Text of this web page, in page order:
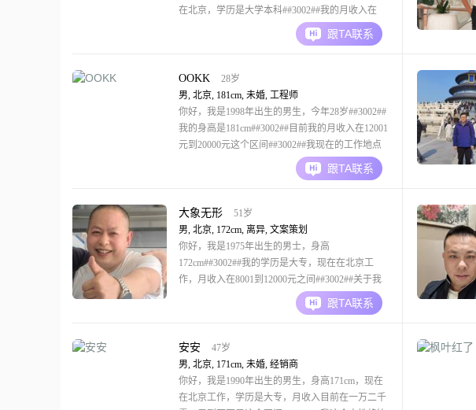
在北京，学历是大学本科##3002##我的月收入在
20001元到50000元这个区间##3002##关于我个人的
一些特点，身边的人评价我是一个稳重可靠的人，
个责任感
跟TA联系
OOKK
28岁
男, 北京, 181cm, 未婚, 工程师
你好，我是1998年出生的男生，今年28岁##3002##
我的身高是181cm##3002##目前我的月收入在12001
元到20000元这个区间##3002##我现在的工作地点
是在北京##3002##我的学历是大专##3002##我来到
这里，是想通过相亲这种方式，认识一位合适的女
跟TA联系
大象无形
51岁
男, 北京, 172cm, 离异, 文案策划
你好，我是1975年出生的男士，身高
172cm##3002##我的学历是大专，现在在北京工
作，月收入在8001到12000元之间##3002##关于我
的性格，我是一个幽默风趣的人，平时比较乐观积
极##3002##在生活和工作中，我也是一个成熟稳重
同时，我也是一个追求事
跟TA联系
安安
47岁
男, 北京, 171cm, 未婚, 经销商
你好，我是1990年出生的男生，身高171cm，现在
在北京工作，学历是大专，月收入目前在一万二千